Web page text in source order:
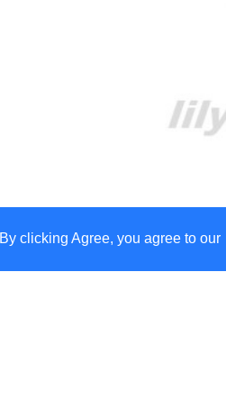
By clicking Agree, you agree to our